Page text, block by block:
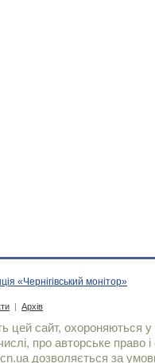
«Чернігівський монітор»
| Архів
цей сайт, охороняються у
про авторське право і
дозволяється за